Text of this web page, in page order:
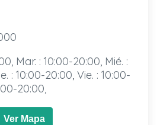
Mar. : 10:00-20:00, Mié. :
: 10:00-20:00, Vie. : 10:00-
20:00,
Ver Mapa